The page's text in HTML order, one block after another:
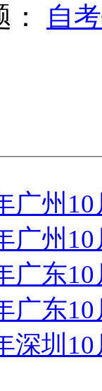
自
广州
广州
广东
广东
深圳